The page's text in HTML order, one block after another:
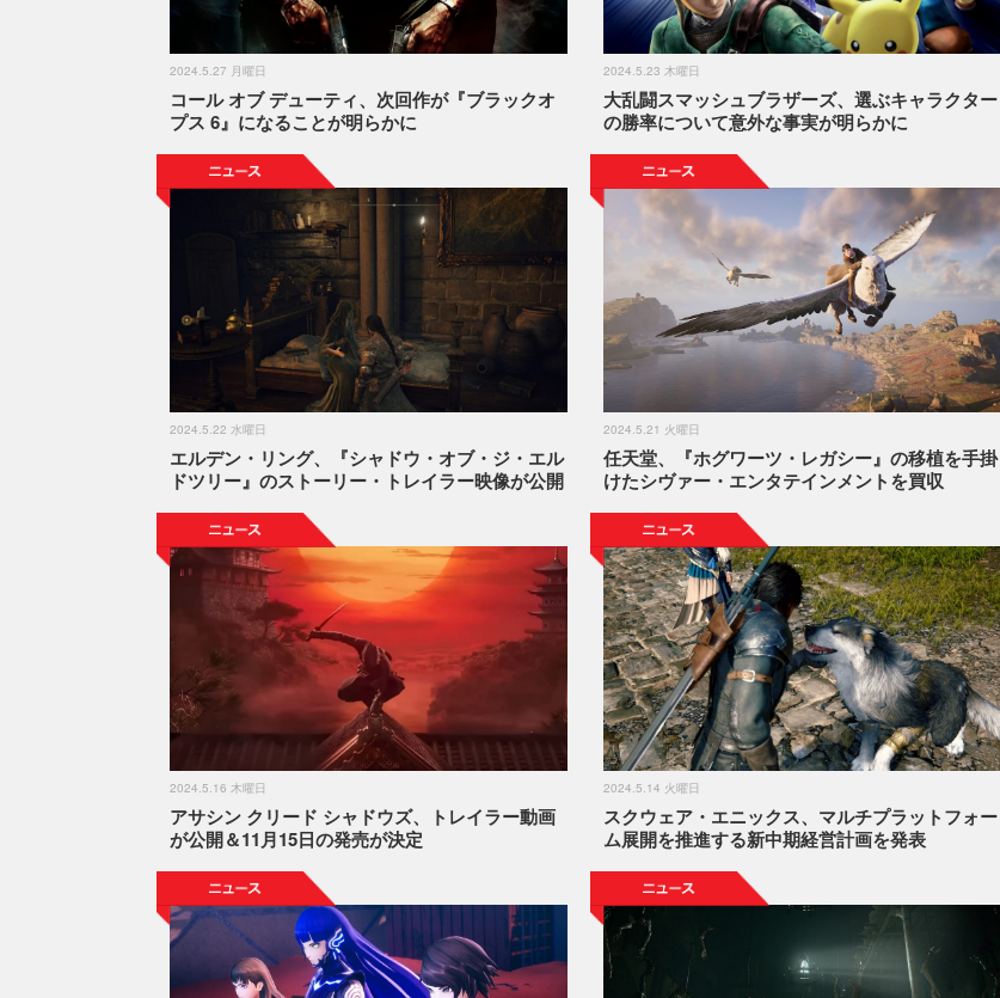
2024.5.27 月曜日
コール オブ デューティ、次回作が『ブラックオ
プス 6』になることが明らかに
2024.5.23 木曜日
大乱闘スマッシュブラザーズ、選ぶキャラクター
の勝率について意外な事実が明らかに
2024.5.22 水曜日
エルデン・リング、『シャドウ・オブ・ジ・エル
ドツリー』のストーリー・トレイラー映像が公開
2024.5.21 火曜日
任天堂、『ホグワーツ・レガシー』の移植を手掛
けたシヴァー・エンタテインメントを買収
2024.5.16 木曜日
アサシン クリード シャドウズ、トレイラー動画
が公開＆11月15日の発売が決定
2024.5.14 火曜日
スクウェア・エニックス、マルチプラットフォー
ム展開を推進する新中期経営計画を発表